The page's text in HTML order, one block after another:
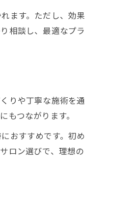
ます。ただし、効果
相談し、最適なプラ
りや丁寧な施術を通
つながります。
おすすめです。初め
ロン選びで、理想の